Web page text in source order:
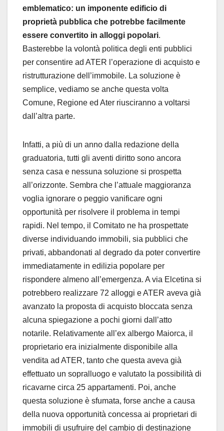
emblematico: un imponente edificio di
proprietà pubblica che potrebbe facilmente
essere convertito in alloggi popolari.
Basterebbe la volontà politica degli enti pubblici
per consentire ad ATER l’operazione di acquisto e
ristrutturazione dell’immobile. La soluzione è
semplice, vediamo se anche questa volta
Comune, Regione ed Ater riusciranno a voltarsi
dall’altra parte.
Infatti, a più di un anno dalla redazione della
graduatoria, tutti gli aventi diritto sono ancora
senza casa e nessuna soluzione si prospetta
all’orizzonte. Sembra che l’attuale maggioranza
voglia ignorare o peggio vanificare ogni
opportunità per risolvere il problema in tempi
rapidi. Nel tempo, il Comitato ne ha prospettate
diverse individuando immobili, sia pubblici che
privati, abbandonati al degrado da poter convertire
immediatamente in edilizia popolare per
rispondere almeno all’emergenza. A via Elcetina si
potrebbero realizzare 72 alloggi e ATER aveva già
avanzato la proposta di acquisto bloccata senza
alcuna spiegazione a pochi giorni dall’atto
notarile. Relativamente all’ex albergo Maiorca, il
proprietario era inizialmente disponibile alla
vendita ad ATER, tanto che questa aveva già
effettuato un sopralluogo e valutato la possibilità di
ricavarne circa 25 appartamenti. Poi, anche
questa soluzione è sfumata, forse anche a causa
della nuova opportunità concessa ai proprietari di
immobili di usufruire del cambio di destinazione